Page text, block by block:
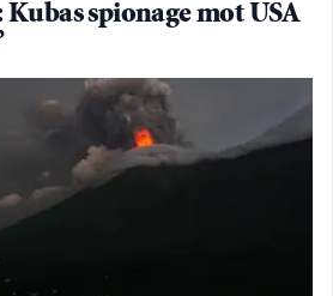
spionage mot USA